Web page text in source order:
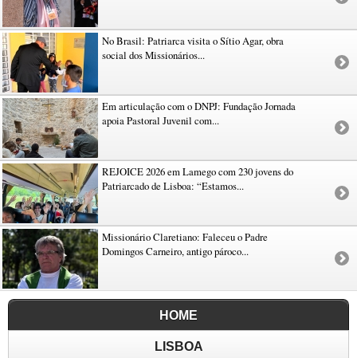
No Brasil: Patriarca visita o Sítio Agar, obra
social dos Missionários...
Em articulação com o DNPJ: Fundação Jornada
apoia Pastoral Juvenil com...
REJOICE 2026 em Lamego com 230 jovens do
Patriarcado de Lisboa: “Estamos...
Missionário Claretiano: Faleceu o Padre
Domingos Carneiro, antigo pároco...
HOME
LISBOA